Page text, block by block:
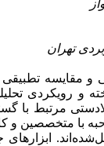
مقایسه
و رویکردی
مرتبط
با متخصصین و